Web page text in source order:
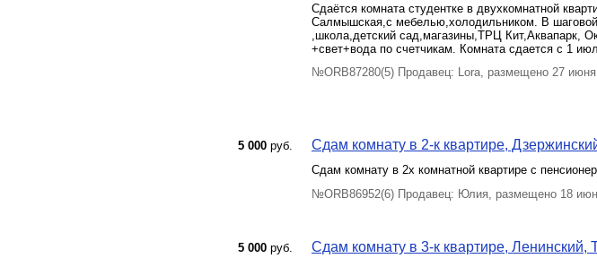
Сдаётся комната студентке в двухкомнатной
Салмышская,с мебелью,холодильником. В шаговой
,школа,детский сад,магазины,ТРЦ Кит,Аквапарк,
+свет+вода по счетчикам. Комната сдается с 1
№ORB87280(5) Продавец: Lora, размещено 27
5 000 руб. Сдам комнату в 2-к квартире,
Сдам комнату в 2х комнатной квартире с
№ORB86952(6) Продавец: Юлия, размещено 18
5 000 руб. Сдам комнату в 3-к квартире, Ленинский,